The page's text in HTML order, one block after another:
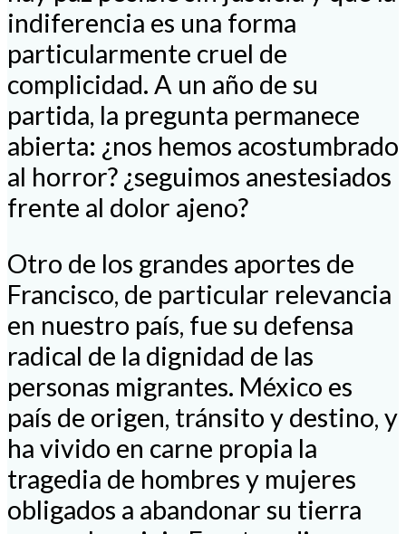
indiferencia es una forma
particularmente cruel de
complicidad. A un año de su
partida, la pregunta permanece
abierta: ¿nos hemos acostumbrado
al horror? ¿seguimos anestesiados
frente al dolor ajeno?
Otro de los grandes aportes de
Francisco, de particular relevancia
en nuestro país, fue su defensa
radical de la dignidad de las
personas migrantes. México es
país de origen, tránsito y destino, y
ha vivido en carne propia la
tragedia de hombres y mujeres
obligados a abandonar su tierra